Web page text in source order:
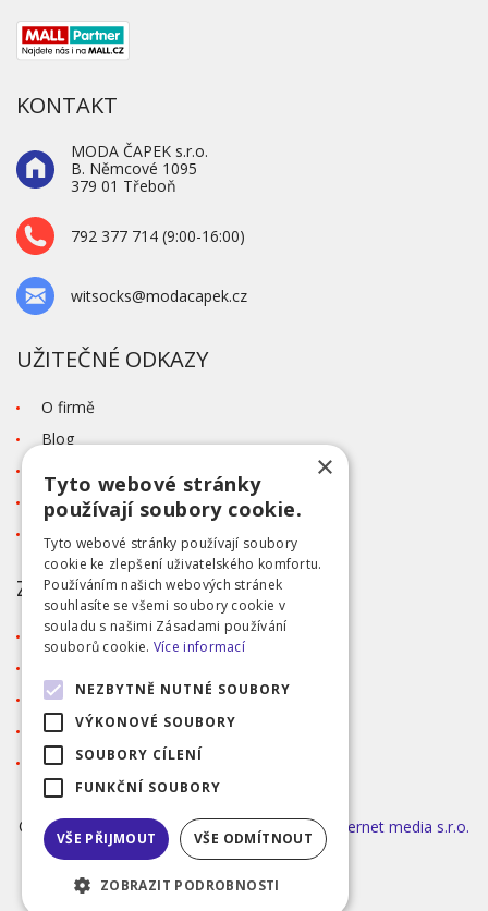
KONTAKT
MODA ČAPEK s.r.o.
B. Němcové 1095
379 01 Třeboň
792 377 714 (9:00-16:00)
witsocks@modacapek.cz
UŽITEČNÉ ODKAZY
O firmě
Blog
Tabulka velikostí
Ochrana osobních údajů GDPR
ZÁKAZNICKÝ SERVIS
Obchodní podmínky
Reklamace
Přihlášení
Registrace
©2026 MODA ČAPEK s.r.o. Made by
INIZIO Internet media s.r.o.
|
nastavení cookies
×
Tyto webové stránky
používají soubory cookie.
Tyto webové stránky používají soubory
cookie ke zlepšení uživatelského komfortu.
Používáním našich webových stránek
souhlasíte se všemi soubory cookie v
souladu s našimi Zásadami používání
souborů cookie. Více informací
NEZBYTNĚ NUTNÉ SOUBORY
VÝKONOVÉ SOUBORY
SOUBORY CÍLENÍ
FUNKČNÍ SOUBORY
VŠE PŘIJMOUT VŠE ODMÍTNOUT
ZOBRAZIT PODROBNOSTI